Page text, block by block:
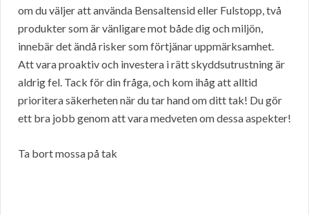
om du väljer att använda Bensaltensid eller Fulstopp, två
produkter som är vänligare mot både dig och miljön,
innebär det ändå risker som förtjänar uppmärksamhet.
Att vara proaktiv och investera i rätt skyddsutrustning är
aldrig fel. Tack för din fråga, och kom ihåg att alltid
prioritera säkerheten när du tar hand om ditt tak! Du gör
ett bra jobb genom att vara medveten om dessa aspekter!
Ta bort mossa på tak